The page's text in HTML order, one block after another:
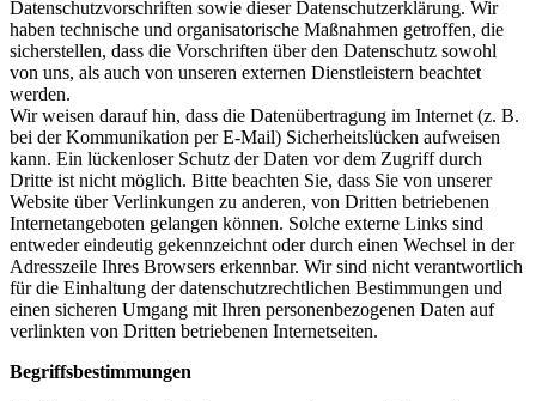
Datenschutzvorschriften sowie dieser Datenschutzerklärung. Wir
haben technische und organisatorische Maßnahmen getroffen, die
sicherstellen, dass die Vorschriften über den Datenschutz sowohl
von uns, als auch von unseren externen Dienstleistern beachtet
werden.
Wir weisen darauf hin, dass die Datenübertragung im Internet (z. B.
bei der Kommunikation per E-Mail) Sicherheitslücken aufweisen
kann. Ein lückenloser Schutz der Daten vor dem Zugriff durch
Dritte ist nicht möglich. Bitte beachten Sie, dass Sie von unserer
Website über Verlinkungen zu anderen, von Dritten betriebenen
Internetangeboten gelangen können. Solche externe Links sind
entweder eindeutig gekennzeichnt oder durch einen Wechsel in der
Adresszeile Ihres Browsers erkennbar. Wir sind nicht verantwortlich
für die Einhaltung der datenschutzrechtlichen Bestimmungen und
einen sicheren Umgang mit Ihren personenbezogenen Daten auf
verlinkten von Dritten betriebenen Internetseiten.
Begriffsbestimmungen